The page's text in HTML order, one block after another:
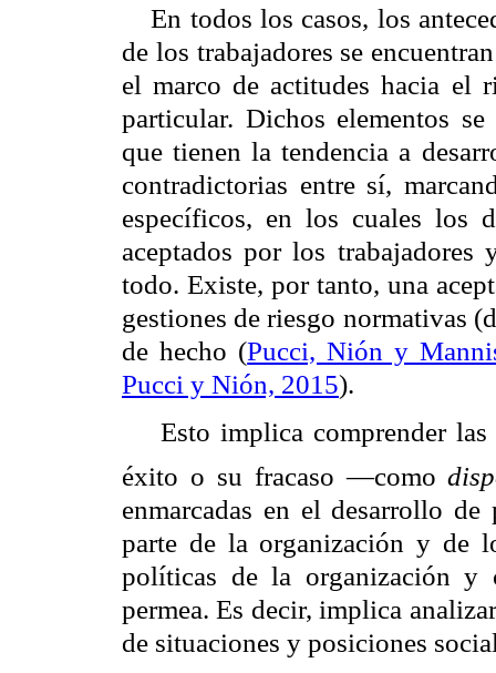
En todos los casos, los
de los trabajadores se
el marco de actitudes hacia el
particular. Dichos elementos
que tienen la tendencia a
contradictorias entre sí,
específicos, en los cuales los
aceptados por los
todo. Existe, por tanto, una
gestiones de riesgo normativas
de hecho (Pucci, Nión y
Pucci y Nión, 2015).
Esto implica comprender
éxito o su fracaso —como
enmarcadas en el desarrollo
parte de la organización y de
políticas de la organización y
permea. Es decir, implica
de situaciones y posiciones